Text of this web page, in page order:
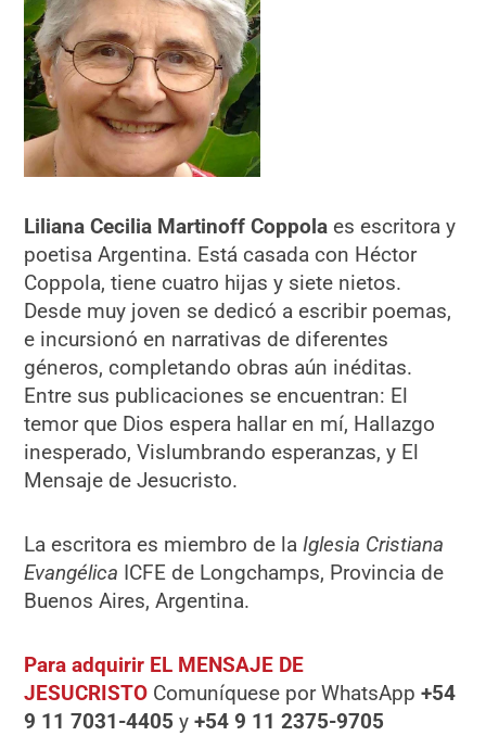
Liliana Cecilia Martinoff Coppola es escritora y
poetisa Argentina. Está casada con Héctor
Coppola, tiene cuatro hijas y siete nietos.
Desde muy joven se dedicó a escribir poemas,
e incursionó en narrativas de diferentes
géneros, completando obras aún inéditas.
Entre sus publicaciones se encuentran: El
temor que Dios espera hallar en mí, Hallazgo
inesperado, Vislumbrando esperanzas, y El
Mensaje de Jesucristo.
La escritora es miembro de laIglesia Cristiana
Evangélica ICFE de Longchamps, Provincia de
Buenos Aires, Argentina.
Para adquirir EL MENSAJE DE
JESUCRISTO Comuníquese por WhatsApp+54
9 11 7031-4405 y+54 9 11 2375-9705